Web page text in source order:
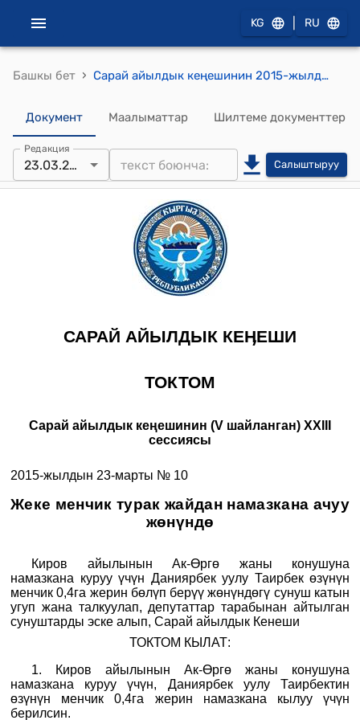
KG RU
Башкы бет › Сарай айылдык кеңешинин 2015-жылдын 23-мартындагы № 10 "Жеке менчик турак жайдан намазкана ачуу жөнүндө" токтому
Документ Маалыматтар Шилтеме документтер
Редакция
23.03.2015 Салыштыруу